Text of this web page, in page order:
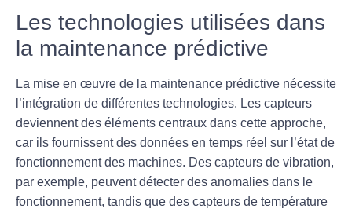
Les technologies utilisées dans
la maintenance prédictive
La mise en œuvre de la maintenance prédictive nécessite
l’intégration de différentes technologies. Les capteurs
deviennent des éléments centraux dans cette approche,
car ils fournissent des données en temps réel sur l’état de
fonctionnement des machines. Des capteurs de vibration,
par exemple, peuvent détecter des anomalies dans le
fonctionnement, tandis que des capteurs de température